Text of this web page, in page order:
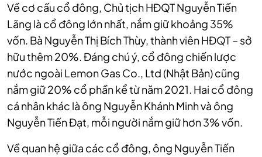
Về cơ cấu cổ đông, Chủ tịch HĐQT Nguyễn Tiến
Lãng là cổ đông lớn nhất, nắm giữ khoảng 35%
vốn. Bà Nguyễn Thị Bích Thùy, thành viên HĐQT – sở
hữu thêm 20%. Đáng chú ý, cổ đông chiến lược
nước ngoài Lemon Gas Co., Ltd (Nhật Bản) cũng
nắm giữ 20% cổ phần kể từ năm 2021. Hai cổ đông
cá nhân khác là ông Nguyễn Khánh Minh và ông
Nguyễn Tiến Đạt, mỗi người nắm giữ hơn 3% vốn.
Về quan hệ giữa các cổ đông, ông Nguyễn Tiến